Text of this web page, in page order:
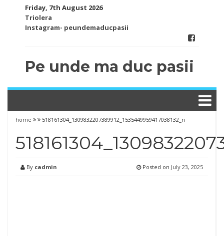
Friday, 7th August 2026
Triolera
Instagram- peundemaducpasii
Pe unde ma duc pasii
home 518161304_1309832207389912_1535449959417038132_n
By cadmin Posted on July 23, 2025